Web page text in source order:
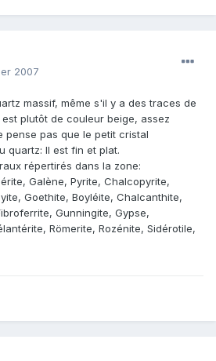
2007
massif, même s'il y a des traces de
plutôt de couleur beige, assez
pense pas que le petit cristal
quartz: Il est fin et plat.
répertirés dans la zone:
Galène, Pyrite, Chalcopyrite,
Goethite, Boyléite, Chalcanthite,
Gunningite, Gypse,
Römerite, Rozénite, Sidérotile,